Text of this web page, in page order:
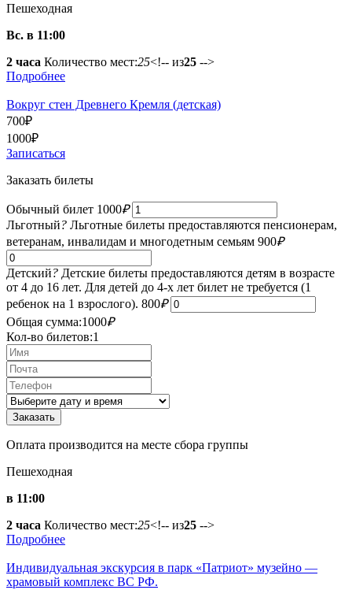
Пешеходная
Вс. в 11:00
2 часа Количество мест:25<!-- из25 -->
Подробнее
Вокруг стен Древнего Кремля (детская)
700₽
1000₽
Записаться
Заказать билеты
Обычный билет 1000₽
Льготный? Льготные билеты предоставляются пенсионерам,
ветеранам, инвалидам и многодетным семьям 900₽
Детский? Детские билеты предоставляются детям в возрасте
от 4 до 16 лет. Для детей до 4-х лет билет не требуется (1
ребенок на 1 взрослого). 800₽
Общая сумма:1000₽
Кол-во билетов:1
Оплата производится на месте сбора группы
Пешеходная
в 11:00
2 часа Количество мест:25<!-- из25 -->
Подробнее
Индивидуальная экскурсия в парк «Патриот» музейно —
храмовый комплекс ВС РФ.